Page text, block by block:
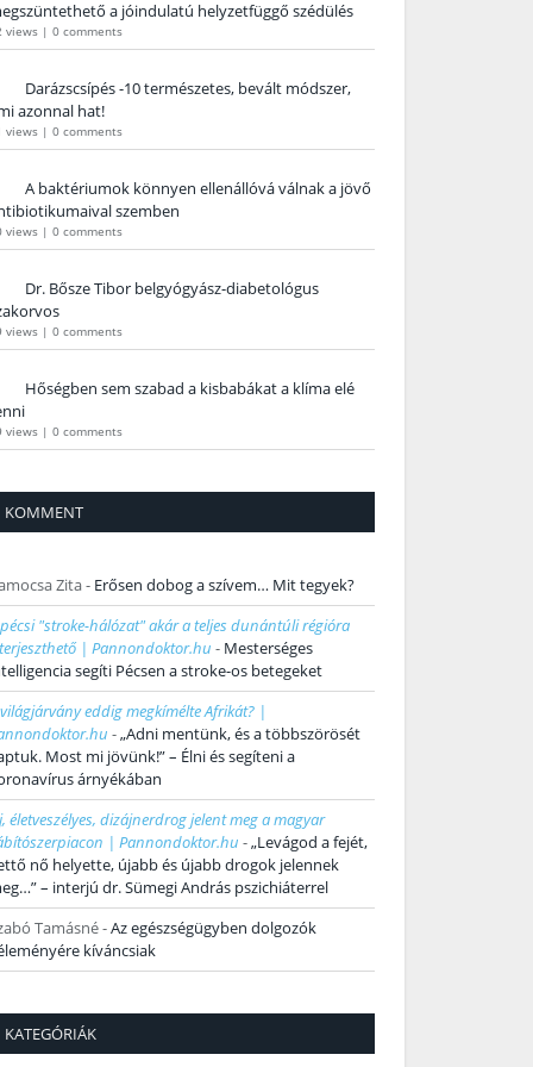
a jóindulatú helyzetfüggő szédülés
views | 0 comments
Darázscsípés -10 természetes, bevált módszer,
azonnal hat!
views | 0 comments
A baktériumok könnyen ellenállóvá válnak a jövő
szemben
views | 0 comments
Dr. Bősze Tibor belgyógyász-diabetológus
views | 0 comments
Hőségben sem szabad a kisbabákat a klíma elé
views | 0 comments
KOMMENT
Zita- Erősen dobog a szívem… Mit tegyek?
"stroke-hálózat" akár a teljes dunántúli régióra
| Pannondoktor.hu - Mesterséges
segíti Pécsen a stroke-os betegeket
eddig megkímélte Afrikát? |
-„Adni mentünk, és a többszörösét
Most mi jövünk!” – Élni és segíteni a
árnyékában
életveszélyes, dizájnerdrog jelent meg a magyar
| Pannondoktor.hu -„Levágod a fejét,
nő helyette, újabb és újabb drogok jelennek
– interjú dr. Sümegi András pszichiáterrel
Tamásné-Az egészségügyben dolgozók
kíváncsiak
KATEGÓRIÁK